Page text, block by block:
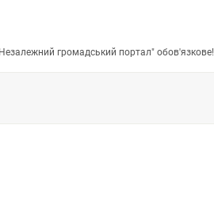
громадський портал" обов'язкове!